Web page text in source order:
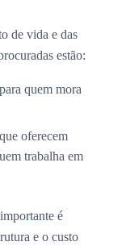
de vida e das
estão:
quem mora
oferecem
trabalha em
é
e o custo